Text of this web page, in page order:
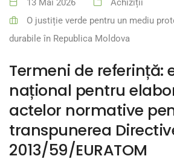
13 Mai 2026
Achiziții
O justiție verde pentru un mediu
durabile în Republica Moldova
Termeni de referință:
național pentru
actelor normative
transpunerea
2013/59/EURATOM